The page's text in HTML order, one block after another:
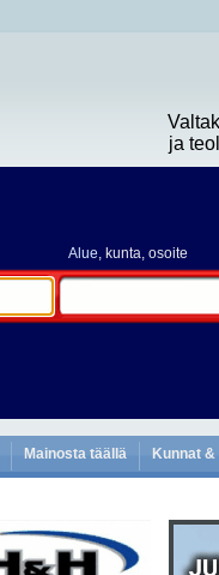
ja
Alue, kunta, osoite
Mainosta täällä Kunnat